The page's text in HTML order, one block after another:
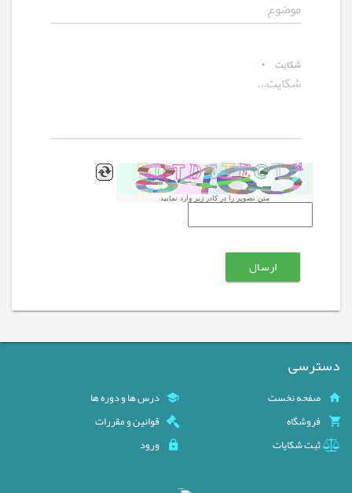
شکایت *
متن تصویر را در کادر زیر وارد نمایید
دسترسی
صفحه نخست
درس ها و دوره ها
فروشگاه
قوانین و مقررات
ثبت شکایات
ورود